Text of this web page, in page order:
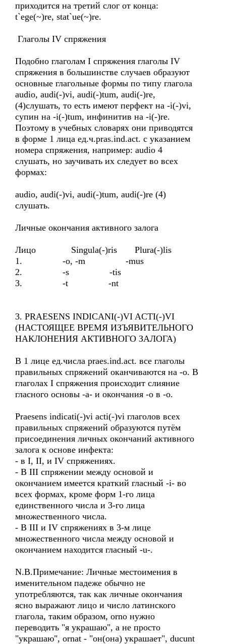
приходится на третий слог от конца:
t`ege(~)re, stat`ue(~)re.
Глаголы IV спряжения
Подобно глаголам I спряжения глаголы IV
спряжения в большинстве случаев образуют
основные глагольные формы по типу глагола
audio, audi(-)vi, audi(-)tum, audi(-)re,
(4)слушать, то есть имеют перфект на -i(-)vi,
супин на -i(-)tum, инфинитив на -i(-)re.
Поэтому в учебных словарях они приводятся
в форме 1 лица ед.ч.pras.ind.act. с указанием
номера спряжения, например: audio 4
слушать, но заучивать их следует во всех
формах:
audio, audi(-)vi, audi(-)tum, audi(-)re (4)
слушать.
Личные окончания активного залога
Лицо Singula(-)ris Plura(-)lis
1. -o, -m -mus
2. -s -tis
3. -t -nt
3. PRAESENS INDICANI(-)VI ACTI(-)VI
(НАСТОЯЩЕЕ ВРЕМЯ ИЗЪЯВИТЕЛЬНОГО
НАКЛОНЕНИЯ АКТИВНОГО ЗАЛОГА)
В 1 лице ед.числа praes.ind.act. все глаголы
правильных спряжений оканчиваются на -o. В
глаголах I спряжения происходит слияние
гласного основы -a- и окончания -o в -o.
Praesens indicati(-)vi acti(-)vi глаголов всех
правильных спряжений образуются путём
присоединения личных окончаний активного
залога к основе инфекта:
- в I, II, и IV спряжениях.
- В III спряжении между основой и
окончанием имеется краткий гласный -i- во
всех формах, кроме форм 1-го лица
единственного числа и 3-го лица
множественного числа.
- В III и IV спряжениях в 3-м лице
множественного числа между основой и
окончанием находится гласный -u-.
N.B.Примечание: Личные местоимения в
именительном падеже обычно не
употребляются, так как личные окончания
ясно выражают лицо и число латинского
глагола, таким образом, orno нужно
переводить "я украшаю", а не просто
"украшаю", ornat - "он(она) украшает", ducunt